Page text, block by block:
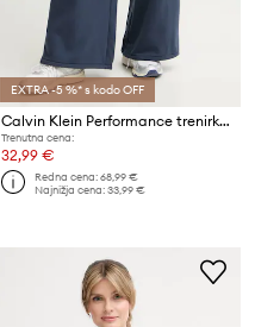
EXTRA -5 %* s kodo OFF
Calvin Klein Performance trenirka ženska z bombažem
Trenutna cena:
32,99 €
Redna cena:68,99 €
Najnižja cena:33,99 €